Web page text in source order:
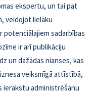
ekspertu, un tai pat
veidojot lielāku
potenciālajiem sadarbības
ir arī publikāciju
un dažādas nianses, kas
veiksmīgā attīstībā,
ierakstu administrēšanu